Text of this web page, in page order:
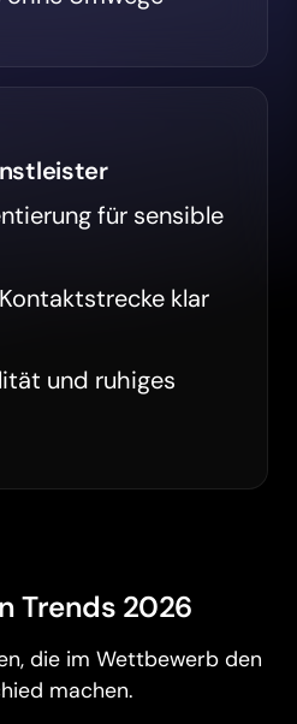
für sensible
klar
und ruhiges
Trends 2026
die im Wettbewerb den
machen.